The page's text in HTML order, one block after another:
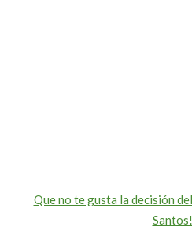
Que no te gusta la decisión
Santos!